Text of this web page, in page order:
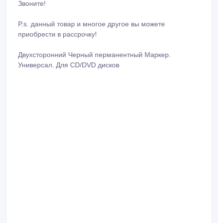
Звоните!
P.s. данный товар и многое другое вы можете
приобрести в рассрочку!
Двухсторонний Черный перманентный Маркер.
Универсал. Для CD/DVD дисков